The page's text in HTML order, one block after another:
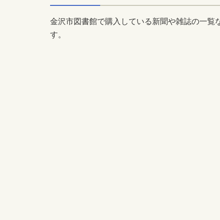
金沢市図書館で購入している新聞や雑誌の一覧
す。